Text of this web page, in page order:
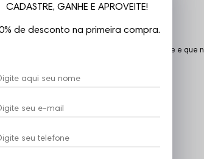
de ajuste embutidos.
para o dia a dia, com excelente durabilidade e que
CADASTRE, GANHE E APROVEITE!
de desconto na primeira compra.